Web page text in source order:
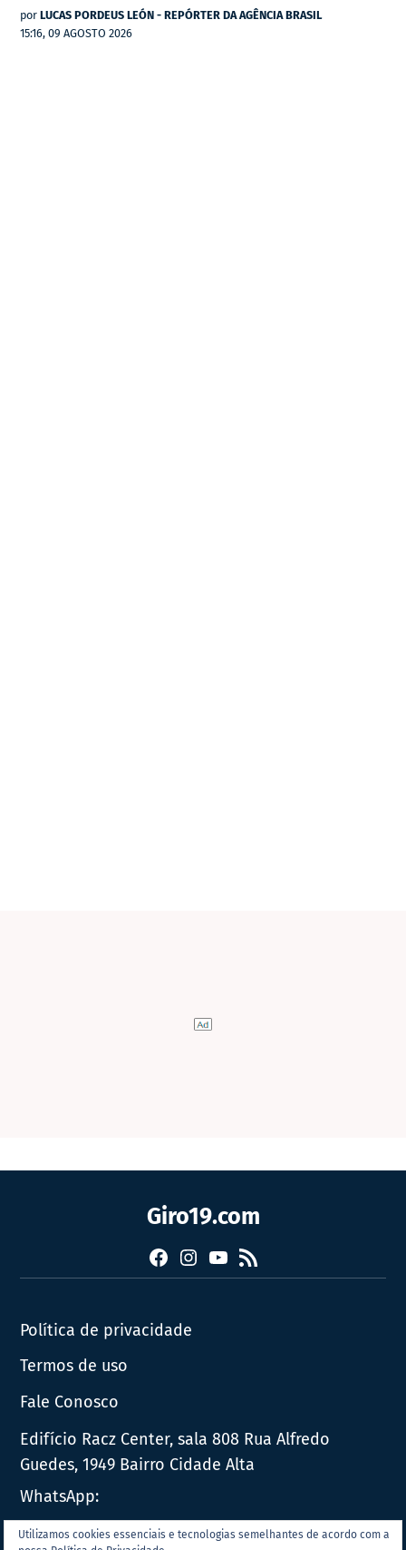
por LUCAS PORDEUS LEÓN - REPÓRTER DA AGÊNCIA BRASIL
15:16, 09 AGOSTO 2026
Giro19.com
FacebookInstagram
YouTube
RSS
Política de privacidade
Termos de uso
Fale Conosco
Edifício Racz Center, sala 808 Rua Alfredo
Guedes, 1949 Bairro Cidade Alta
WhatsApp:
E-mail:contato@giro19.com.br
Utilizamos cookies essenciais e tecnologias semelhantes de acordo com a